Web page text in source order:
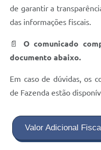
de garantir a
das informações fiscais.
📄O comunicado
documento abaixo.
Em caso de dúvidas, os
de Fazenda estão
Valor Adicional